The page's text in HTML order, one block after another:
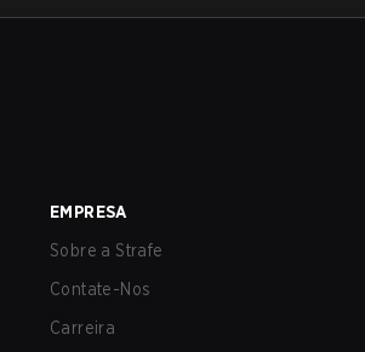
EMPRESA
Sobre a Strafe
Contate-Nos
Carreira